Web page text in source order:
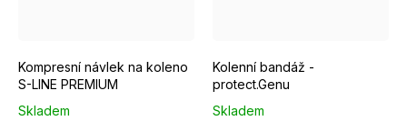
Kompresní návlek na koleno
S-LINE PREMIUM
Skladem
Kolenní bandáž -
protect.Genu
Skladem